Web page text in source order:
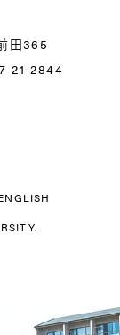
田365
21-2844